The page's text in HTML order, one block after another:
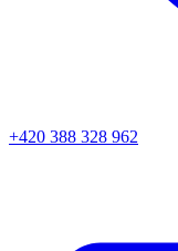
+420 388 328 962